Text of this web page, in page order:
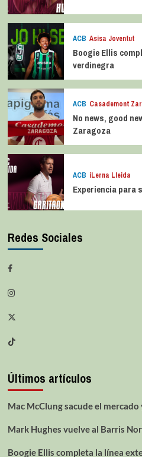
ACB Asisa Joventut
Boogie Ellis
verdinegra
ACB Casademont
No news, good
Zaragoza
ACB iLerna Lleida
Experiencia para
Redes Sociales
Últimos artículos
Mac McClung sacude el
Mark Hughes vuelve al Barris
Boogie Ellis completa la línea